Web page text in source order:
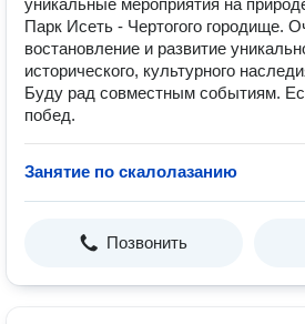
уникальные мероприятия на
Парк Исеть - Чертогого городище.
востановление и развитие
исторического, культурного
Буду рад совместным событиям.
побед.
Занятие по скалолазанию
Позвонить